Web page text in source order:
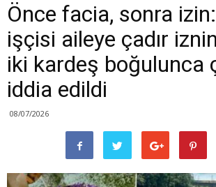
Önce facia, sonra
işçisi aileye çadır
iki kardeş boğulunca
iddia edildi
08/07/2026